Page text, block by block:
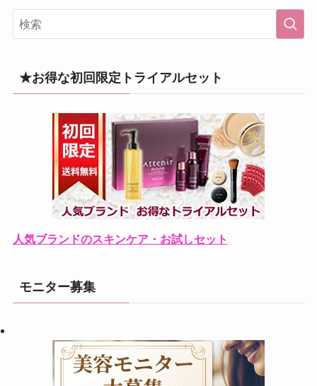
★お得な初回限定トライアルセット
人気ブランドのスキンケア・お試しセット
モニター募集